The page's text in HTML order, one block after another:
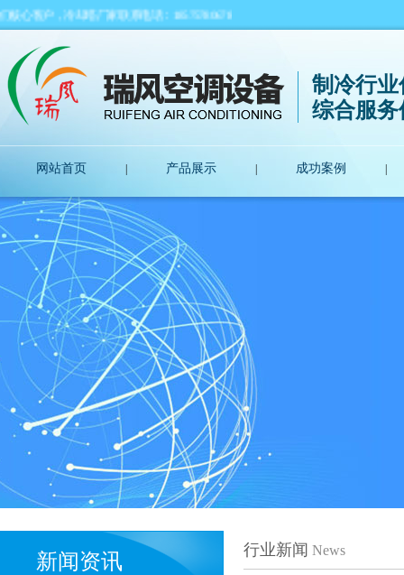
冷却塔厂家联系电话：18575780678
制冷行业
综合服务
网站首页 产品展示 成功案例
新闻资讯 行业新闻 News